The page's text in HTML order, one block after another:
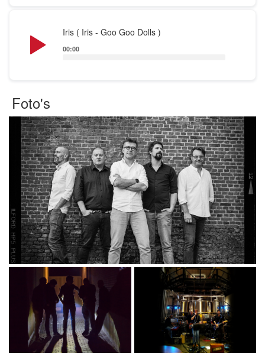
Iris ( Iris - Goo Goo Dolls )
Player
00:00
Foto's